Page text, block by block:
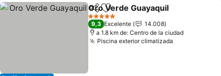
CompartirAgregar a favoritos
Oro Verde Guayaquil
5 Estrellas
9,3 Excelente
14.008
a 1.8 km de: Centro de la ciudad
Piscina exterior climatizada